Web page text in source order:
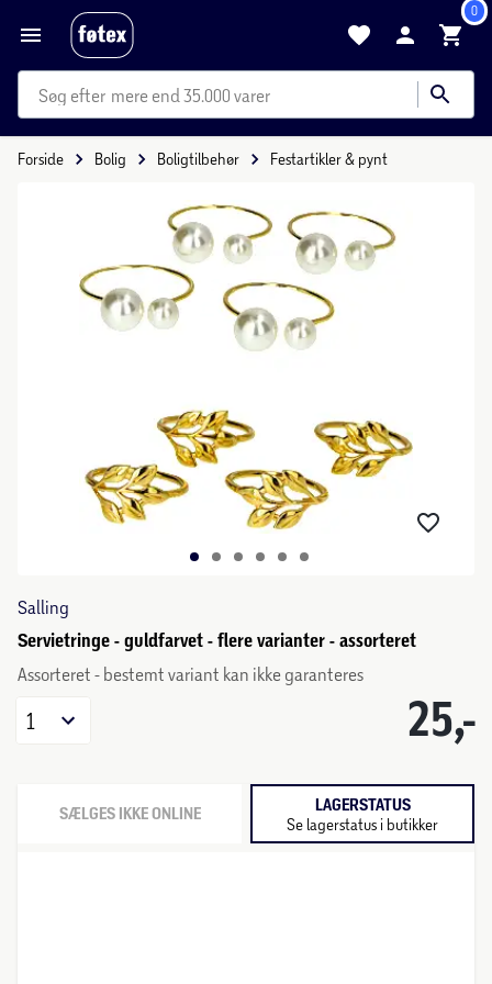
0
mere end 35.000 varer
Forside Bolig Boligtilbehør Festartikler & pynt
Salling
Servietringe - guldfarvet - flere varianter - assorteret
Assorteret - bestemt variant kan ikke garanteres
25,-
1
SÆLGES IKKE ONLINE LAGERSTATUS
Se lagerstatus i butikker